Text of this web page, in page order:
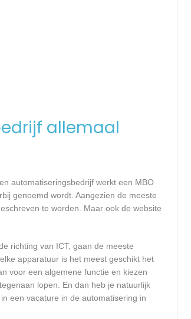
allemaal
automatiseringsbedrijf werkt een MBO
genoemd wordt. Aangezien de meeste
te worden. Maar ook de website
richting van ICT, gaan de meeste
apparatuur is het meest geschikt het
voor een algemene functie en kiezen
lopen. En dan heb je natuurlijk
een vacature in de automatisering in